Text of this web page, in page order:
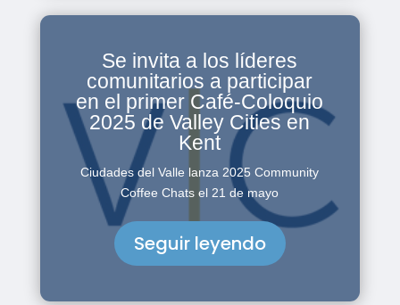
Se invita a los líderes
comunitarios a participar
en el primer Café-Coloquio
2025 de Valley Cities en
Kent
Ciudades del Valle lanza 2025 Community
Coffee Chats el 21 de mayo
Seguir leyendo